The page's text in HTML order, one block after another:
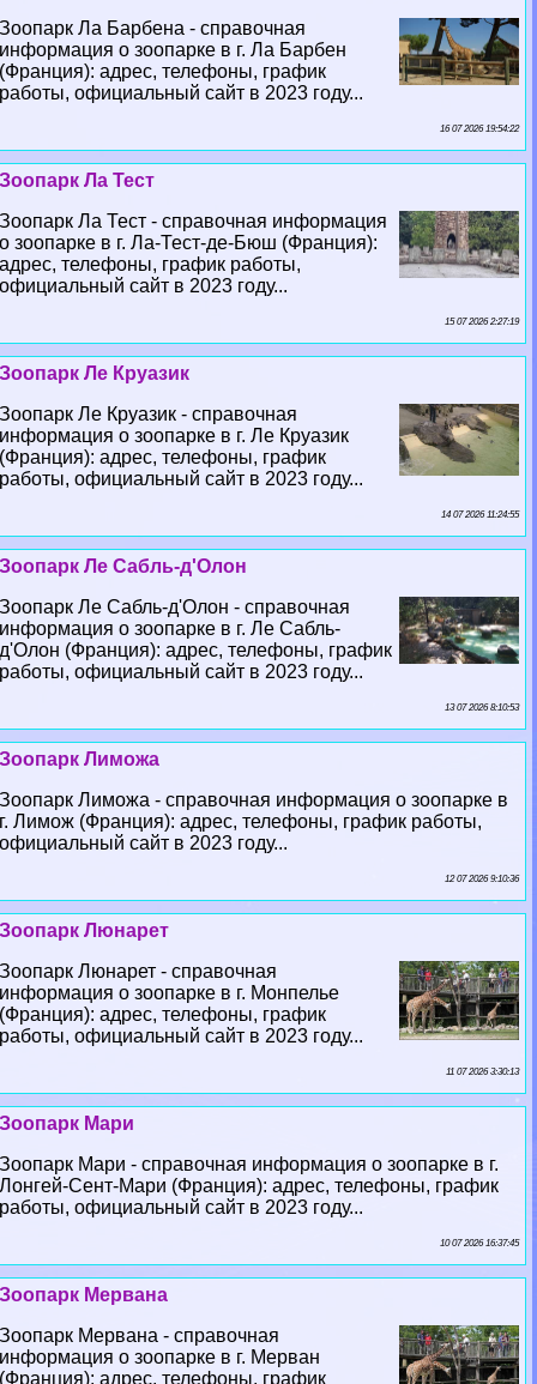
Зоопарк Ла Барбена - справочная
информация о зоопарке в г. Ла Барбен
(Франция): адрес, телефоны, график
работы, официальный сайт в 2023 году...
16 07 2026 19:54:22
Зоопарк Ла Тест
Зоопарк Ла Тест - справочная информация
о зоопарке в г. Ла-Тест-де-Бюш (Франция):
адрес, телефоны, график работы,
официальный сайт в 2023 году...
15 07 2026 2:27:19
Зоопарк Ле Круазик
Зоопарк Ле Круазик - справочная
информация о зоопарке в г. Ле Круазик
(Франция): адрес, телефоны, график
работы, официальный сайт в 2023 году...
14 07 2026 11:24:55
Зоопарк Ле Сабль-д'Олон
Зоопарк Ле Сабль-д'Олон - справочная
информация о зоопарке в г. Ле Сабль-
д'Олон (Франция): адрес, телефоны, график
работы, официальный сайт в 2023 году...
13 07 2026 8:10:53
Зоопарк Лиможа
Зоопарк Лиможа - справочная информация о зоопарке в
г. Лимож (Франция): адрес, телефоны, график работы,
официальный сайт в 2023 году...
12 07 2026 9:10:36
Зоопарк Люнарет
Зоопарк Люнарет - справочная
информация о зоопарке в г. Монпелье
(Франция): адрес, телефоны, график
работы, официальный сайт в 2023 году...
11 07 2026 3:30:13
Зоопарк Мари
Зоопарк Мари - справочная информация о зоопарке в г.
Лонгeй-Сент-Мари (Франция): адрес, телефоны, график
работы, официальный сайт в 2023 году...
10 07 2026 16:37:45
Зоопарк Мервана
Зоопарк Мервана - справочная
информация о зоопарке в г. Мерван
(Франция): адрес, телефоны, график